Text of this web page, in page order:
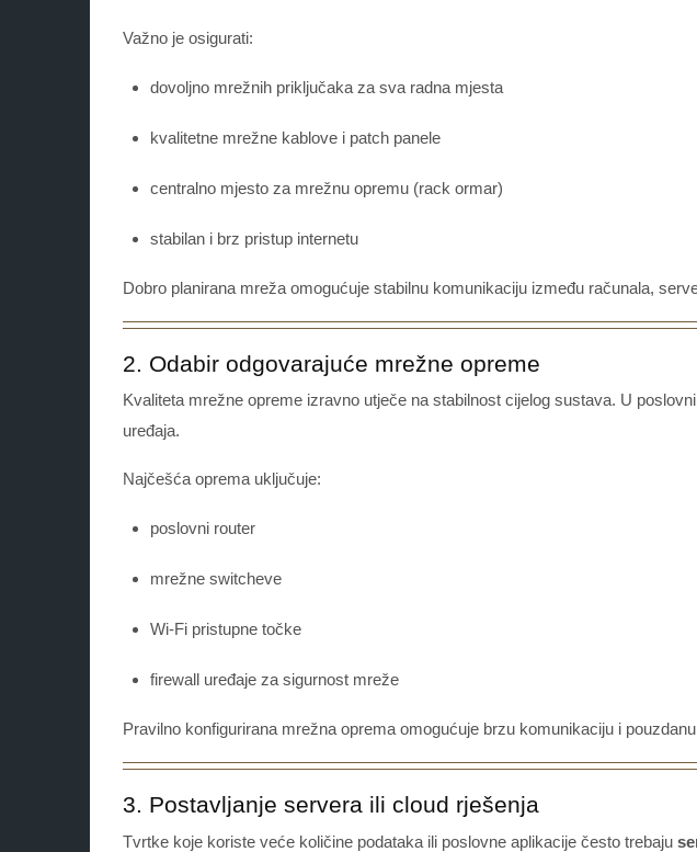
Važno je osigurati:
dovoljno mrežnih priključaka za sva radna mjesta
kvalitetne mrežne kablove i patch panele
centralno mjesto za mrežnu opremu (rack ormar)
stabilan i brz pristup internetu
Dobro planirana mreža omogućuje stabilnu komunikaciju između računala,
2. Odabir odgovarajuće mrežne opreme
Kvaliteta mrežne opreme izravno utječe na stabilnost cijelog sustava. U
uređaja.
Najčešća oprema uključuje:
poslovni router
mrežne switcheve
Wi-Fi pristupne točke
firewall uređaje za sigurnost mreže
Pravilno konfigurirana mrežna oprema omogućuje brzu komunikaciju i
3. Postavljanje servera ili cloud rješenja
Tvrtke koje koriste veće količine podataka ili poslovne aplikacije često trebaju